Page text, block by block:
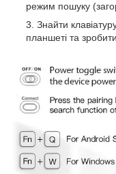
режим пошуку
Знайти
планшеті та